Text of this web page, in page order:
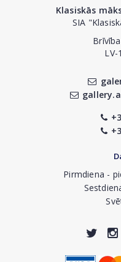
Klasiskās
SIA
LV-
Pirmdiena -